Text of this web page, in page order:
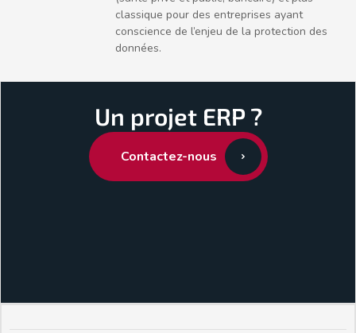
classique pour des entreprises ayant
conscience de l’enjeu de la protection des
données.
Un projet ERP ?
Contactez-nous